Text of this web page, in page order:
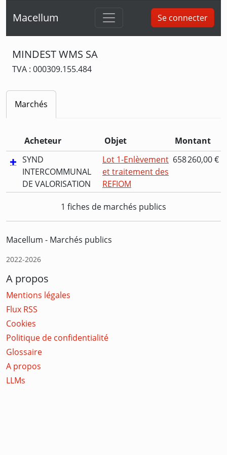
Macellum Se connecter
MINDEST WMS SA
TVA : 000309.155.484
Marchés
Acheteur Objet
Montant
SYND
INTERCOMMUNAL
DE VALORISATION
Lot 1-Enlèvement
et traitement des
REFIOM
658 260,00 €
1 fiches de marchés publics
Macellum - Marchés publics
2022-2026
A propos
Mentions légales
Flux RSS
Cookies
Politique de confidentialité
Glossaire
A propos
LLMs